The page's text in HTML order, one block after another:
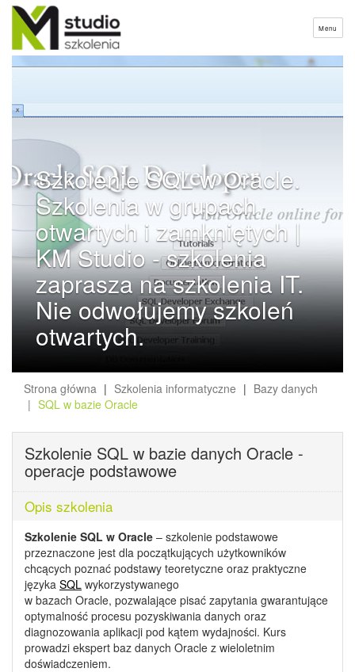
Menu
Szkolenie SQL w Oracle.
Szkolenia w grupach
otwartych i zamkniętych |
KM Studio - szkolenia
zaprasza na szkolenia IT.
Nie odwołujemy szkoleń
otwartych.
Strona główna Szkolenia informatyczne
Bazy danych
SQL w bazie Oracle
Szkolenie SQL w bazie danych Oracle -
operacje podstawowe
Opis szkolenia
Szkolenie SQL w Oracle – szkolenie podstawowe
przeznaczone jest dla początkujących użytkowników
chcących poznać podstawy teoretyczne oraz praktyczne
języka SQL wykorzystywanego
w bazach Oracle, pozwalające pisać zapytania gwarantujące
optymalność procesu pozyskiwania danych oraz
diagnozowania aplikacji pod kątem wydajności. Kurs
prowadzi ekspert baz danych Oracle z wieloletnim
doświadczeniem.